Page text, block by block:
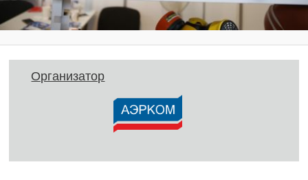
Организатор